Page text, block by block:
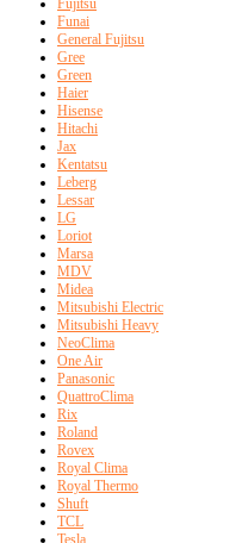
Fujitsu
Funai
General Fujitsu
Gree
Green
Haier
Hisense
Hitachi
Jax
Kentatsu
Leberg
Lessar
LG
Loriot
Marsa
MDV
Midea
Mitsubishi Electric
Mitsubishi Heavy
NeoClima
One Air
Panasonic
QuattroClima
Rix
Roland
Rovex
Royal Clima
Royal Thermo
Shuft
TCL
Tesla